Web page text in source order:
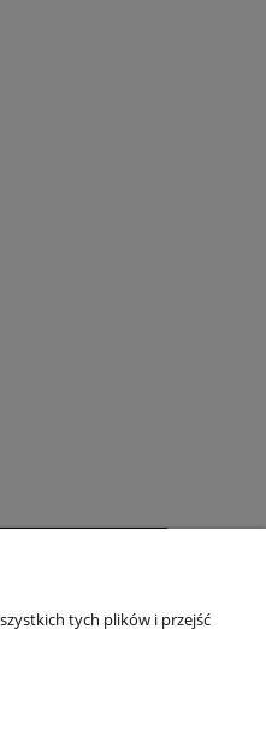
tych plików i przejść